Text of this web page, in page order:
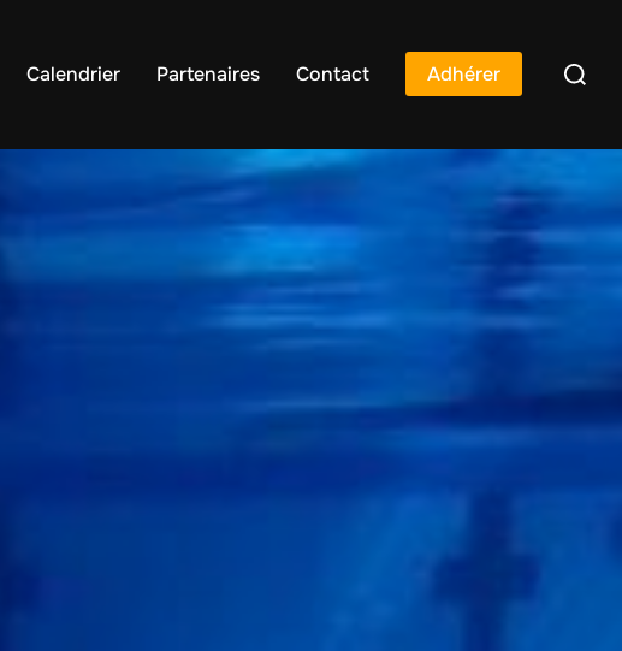
Calendrier Partenaires Contact Adhérer